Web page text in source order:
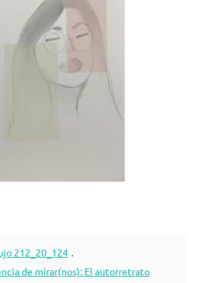
212_20_124 .
de mirar(nos): El autorretrato